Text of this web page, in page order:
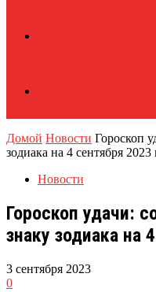
Домой Новости Гороскоп
зодиака на 4 сентября 2023
Новости
Гороскоп удачи:
знаку зодиака на
3 сентября 2023
0